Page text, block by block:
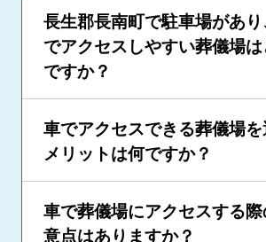
長生郡長南町で駐車場があ
でアクセスしやすい葬儀場は
ですか？
車でアクセスできる葬儀場
メリットは何ですか？
車で葬儀場にアクセスする
意点はありますか？